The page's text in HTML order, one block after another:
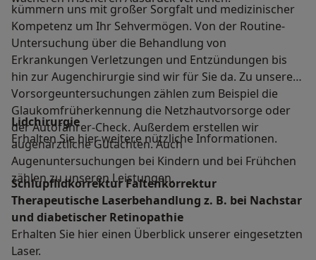
kümmern uns mit großer Sorgfalt und medizinischer
Kompetenz um Ihr Sehvermögen. Von der Routine-
Untersuchung über die Behandlung von
Erkrankungen Verletzungen und Entzündungen bis
hin zur Augenchirurgie sind wir für Sie da. Zu unseren
Vorsorgeuntersuchungen zählen zum Beispiel die
Glaukomfrüherkennung die Netzhautvorsorge oder
der Autofahrer-Check. Außerdem erstellen wir
augenärztliche Gutachten. Auch
Augenuntersuchungen bei Kindern und bei Frühchen
zählen zu unseren Leistungen.
Lidchirurgie
Erhalten Sie hier weitere nützliche Informationen.
Schlupflidkorrektur Faltenkorrektur
Therapeutische Laserbehandlung z. B. bei Nachstar
und diabetischer Retinopathie
Erhalten Sie hier einen Überblick unserer eingesetzten
Laser.